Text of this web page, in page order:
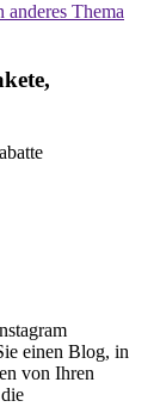
anderes Thema
einen Blog, in
von Ihren